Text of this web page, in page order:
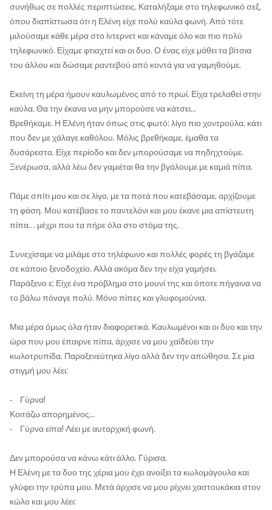
συνήθως σε πολλές περιπτώσεις. Καταλήξαμε στο τηλεφωνικό σεξ,
όπου διαπίστωσα ότι η Ελένη είχε πολύ καύλα φωνή. Από τότε
μιλούσαμε κάθε μέρα στο ίντερνετ και κάναμε όλο και πιο πολύ
τηλεφωνικό. Είχαμε φτιαχτεί και οι δυο. Ο ένας είχε μάθει τα βίτσια
του άλλου και δώσαμε ραντεβού από κοντά για να γαμηθούμε.
Εκείνη τη μέρα ήμουν καυλωμένος από το πρωί. Είχα τρελαθεί στην
καύλα. Θα την έκανα να μην μπορούσε να κάτσει...
Βρεθήκαμε. Η Ελένη ήταν όπως στις φωτό: λίγο πιο χοντρούλα, κάτι
που δεν με χάλαγε καθόλου. Μόλις βρεθήκαμε, έμαθα τα
δυσάρεστα. Είχε περίοδο και δεν μπορούσαμε να πηδηχτούμε.
Ξενέρωσα, αλλά λέω δεν γαμιέται θα την βγάλουμε με καμιά πίπα.
Πάμε σπίτι μου και σε λίγο, με τα ποτά που κατεβάσαμε, αρχίζουμε
τη φάση. Μου κατέβασε το παντελόνι και μου έκανε μια απίστευτη
πίπα… μέχρι που τα πήρε όλα στο στόμα της.
Συνεχίσαμε να μιλάμε στο τηλέφωνο και πολλές φορές τη βγάζαμε
σε κάποιο ξενοδοχείο. Αλλά ακόμα δεν την είχα γαμήσει.
Παράξενο ε; Είχε ένα πρόβλημα στο μουνί της και όποτε πήγαινα να
το βάλω πόναγε πολύ. Μόνο πίπες και γλυφομούνια.
Μια μέρα όμως όλα ήταν διαφορετικά. Καυλωμένοι και οι δυο και την
ώρα που μου έπαιρνε πίπα, άρχισε να μου χαϊδεύει την
κωλοτρυπίδα. Παραξενεύτηκα λίγο αλλά δεν την απώθησα. Σε μια
στιγμή μου λέει:
- Γύρνα!
Κοιτάζω απορημένος...
- Γύρνα είπα! Λέει με αυταρχική φωνή.
Δεν μπορούσα να κάνω κάτι άλλο. Γύρισα.
Η Ελένη με τα δυο της χέρια μου έχει ανοίξει τα κωλομάγουλα και
γλύφει την τρύπα μου. Μετά άρχισε να μου ρίχνει χαστουκάκια στον
κώλο και μου λέει: